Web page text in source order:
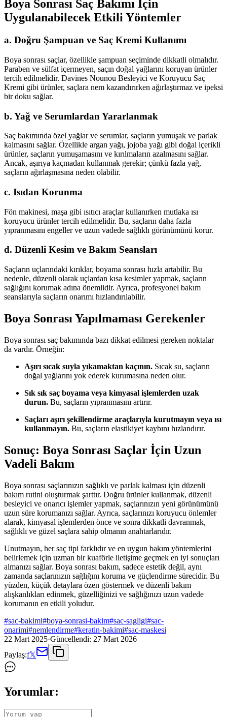
Boya Sonrası Saç Bakımı İçin
Uygulanabilecek Etkili Yöntemler
a. Doğru Şampuan ve Saç Kremi Kullanımı
Boya sonrası saçlar, özellikle şampuan seçiminde dikkatli olmalıdır.
Paraben ve sülfat içermeyen, saçın doğal yağlarını koruyan ürünler
tercih edilmelidir. Davines Nounou Besleyici ve Koruyucu Saç
Kremi gibi ürünler, saçlara nem kazandırırken ağırlaştırmaz ve ipeksi
bir doku sağlar.
b. Yağ ve Serumlardan Yararlanmak
Saç bakımında özel yağlar ve serumlar, saçların yumuşak ve parlak
kalmasını sağlar. Özellikle argan yağı, jojoba yağı gibi doğal içerikli
ürünler, saçların yumuşamasını ve kırılmaların azalmasını sağlar.
Ancak, aşırıya kaçmadan kullanmak gerekir; çünkü fazla yağ,
saçların ağırlaşmasına neden olabilir.
c. Isıdan Korunma
Fön makinesi, maşa gibi ısıtıcı araçlar kullanırken mutlaka ısı
koruyucu ürünler tercih edilmelidir. Bu, saçların daha fazla
yıpranmasını engeller ve uzun vadede sağlıklı görünümünü korur.
d. Düzenli Kesim ve Bakım Seansları
Saçların uçlarındaki kırıklar, boyama sonrası hızla artabilir. Bu
nedenle, düzenli olarak uçlardan kısa kesimler yapmak, saçların
sağlığını korumak adına önemlidir. Ayrıca, profesyonel bakım
seanslarıyla saçların onarımı hızlandırılabilir.
Boya Sonrası Yapılmaması Gerekenler
Boya sonrası saç bakımında bazı dikkat edilmesi gereken noktalar
da vardır. Örneğin:
Aşırı sıcak suyla yıkamaktan kaçının. Sıcak su, saçların
doğal yağlarını yok ederek kurumasına neden olur.
Sık sık saç boyama veya kimyasal işlemlerden uzak
durun. Bu, saçların yıpranmasını artırır.
Saçları aşırı şekillendirme araçlarıyla kurutmayın veya ısı
kullanmayın. Bu, saçların elastikiyet kaybını hızlandırır.
Sonuç: Boya Sonrası Saçlar İçin Uzun
Vadeli Bakım
Boya sonrası saçlarınızın sağlıklı ve parlak kalması için düzenli
bakım rutini oluşturmak şarttır. Doğru ürünler kullanmak, düzenli
besleyici ve onarıcı işlemler yapmak, saçlarınızın yeni görünümünü
uzun süre korumanızı sağlar. Ayrıca, saçlarınızı koruyucu önlemler
alarak, kimyasal işlemlerden önce ve sonra dikkatli davranmak,
sağlıklı ve güzel saçlara sahip olmanın anahtarlarıdır.
Unutmayın, her saç tipi farklıdır ve en uygun bakım yöntemlerini
belirlemek için uzman bir kuaförle iletişime geçmek en iyi sonuçları
almanızı sağlar. Boya sonrası bakım, sadece estetik değil, aynı
zamanda saçlarınızın sağlığını koruma ve güçlendirme sürecidir. Bu
yüzden, küçük detaylara özen göstermek ve düzenli bakım
alışkanlıkları edinmek, güzelliğinizi ve sağlığınızı uzun vadede
korumanın en etkili yoludur.
#sac-bakimi#boya-sonrasi-bakim#sac-sagligi#sac-
onarimi#nemlendirme#keratin-bakimi#sac-maskesi
22 Mart 2025·Güncellendi: 27 Mart 2026
Paylaş:f𝕏
Yorumlar: